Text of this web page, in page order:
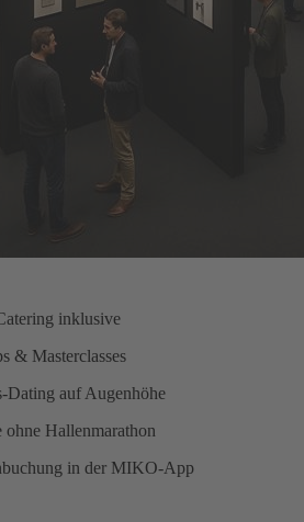
inklusive
& Masterclasses
auf Augenhöhe
Hallenmarathon
in der MIKO‑App